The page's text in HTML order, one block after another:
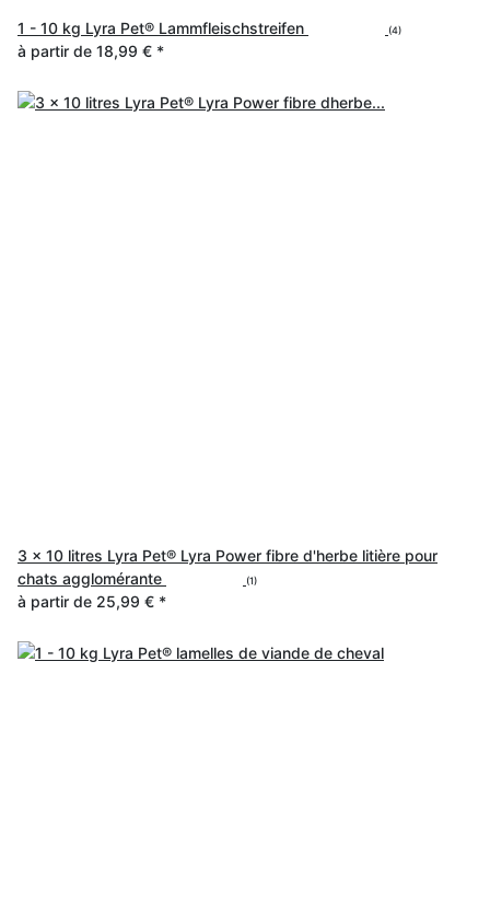
1 - 10 kg Lyra Pet® Lammfleischstreifen (4)
à partir de 18,99 € *
3 x 10 litres Lyra Pet® Lyra Power fibre d'herbe litière pour
chats agglomérante
(1)
à partir de 25,99 € *